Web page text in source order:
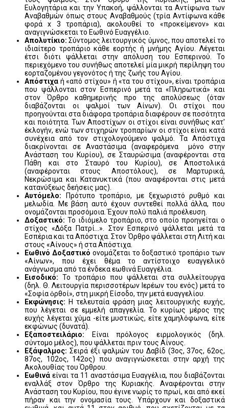
Ευλογητάρια και την Υπακοή, ψάλλονται τα Αντίφωνα των
Αναβαθμών όπως στους Αναβαθμούς (τρία Αντίφωνα κάθε
φορά x 3 τροπάρια), ακολουθεί το «προκείμενον» και
αναγιγνώσκεται το Εωθινό Ευαγγέλιο.
Απολυτίκιο: Σύντομος λειτουργικός ύμνος, που αποτελεί το
ιδιαίτερο τροπάριο κάθε εορτής ή μνήμης Αγίου. Λέγεται
έτσι διότι ψάλλεται στην απόλυση του Εσπερινού. Το
περιεχόμενο του συνήθως αποτελεί μία μικρή περίληψη του
εορταζομένου γεγονότος ή της ζωής του Αγίου.
Απόστιχα ή «από στίχου» ή «τα του στίχου», είναι τροπάρια
που ψάλλονται στον Εσπερινό μετά τα «Πληρωτικά» και
στον Όρθρο καθημερινής προ της απολύσεως (όταν
διαβάζονται οι ψαλμοί των Αίνων). Οι στίχοι που
προηγούνται στα διάφορα τροπάρια διαφέρουν σε ποσότητα
και ποιότητα. Των Αποστίχων οι στίχοι είναι συνήθως κατ'
έκλογήν, ενώ των στιχηρών τροπαρίων οι στίχοι είναι κατά
συνέχεια από τον στιχολογούμενο ψαλμό. Τα Απόστιχα
διακρίνονται σε Αναστάσιμα (αναφερόμενα μόνο στην
Ανάσταση του Kυρίου), σε Σταυρώσιμα (αναφέρονται στα
Πάθη και στο Σταυρό του Κυρίου), σε Αποστολικά
(αναφέρονται στους Αποστόλους), σε Μαρτυρικά,
Νεκρώσιμα και Κατανυκτικά (που αναφέρονται στις μετά
κατανύξεως δεήσεις μας).
Αυτόμελο: Πρότυπο τροπάριο, με ξεχωριστό ρυθμό και
μελωδία. Με βάση αυτό έχουν συντεθεί πολλά άλλα, που
ονομάζονται προσόμοια. Έχουν πολύ παλιά προέλευση.
Δοξαστικό: Το ιδιόμελο τροπάριο, στο οποίο προηγείται o
στίχος «Δόξα Πατρί...». Στον Εσπερινό ψάλλεται μετά τα
Εσπέρια και τα Απόστιχα. Στον Όρθρο ψάλλεται στη Λιτή και
στους «Αίνους» ή στα Απόστιχα.
Εωθινό Δοξαστικό ονομάζεται το δοξαστικό τροπάριο των
«Αίνων», που έχει θέμα το αντίστοιχο ευαγγελικό
ανάγνωσμα από τα ένδεκα εωθινά Ευαγγέλια.
Εισοδικό: Το τροπάριο που ψάλλεται στα συλλείτουργα
(δηλ. Θ. Λειτουργία περισσοτέρων Ιερέων του ενός) μετά το
«Σοφία ὀρθοί», στη μικρή Είσοδο, την μετά ευαγγελίου.
Εκφώνησις: Η τελευταία φράση μιας λειτουργικής ευχής,
που λέγεται σε εμμελή απαγγελία. Το κυρίως μέρος της
ευχής λέγεται χύμα -είτε μυστικώς, είτε χαμηλόφωνα, είτε
εκφώνως (δυνατά).
Εξαποστειλάριο:
Είναι πρόλογος ειρμολογικός (δηλ.
σύντομο μέλος), που ψάλλεται πριν τους Αίνους.
Εξάψαλμος: Σειρά έξι ψαλμών του Δαβίδ (3ος, 37ος, 62ος,
87ος, 102ος, 142ος) που αναγιγνώσκεται στην αρχή της
Ακολουθίας του Όρθρου.
Εωθινά είναι τα 11 αναστάσιμα Ευαγγέλια, που διαβάζονται
εναλλάξ στον Όρθρο της Κυριακής. Αναφέρονται στην
Ανάσταση του Κυρίου, που έγινε νωρίς το πρωί, και από εκεί
πήραν και την ονομασία τους. Υπάρχουν και δοξαστικά